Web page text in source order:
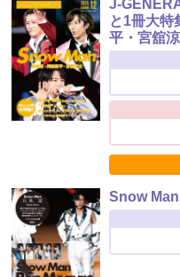
J-
と1冊大特
平・宮舘
Snow